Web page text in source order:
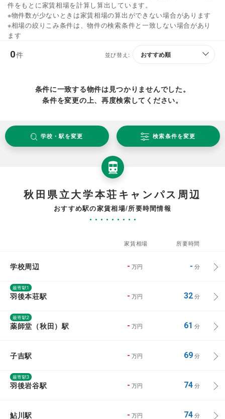
件をもとに家賃相場を計算し算出しています。
※物件数が少ないときは家賃相場の算出ができない場合があります
※相場の絞りこみ条件は、物件の検索条件と一致しない場合があり
ます
0件 並び替え:
条件に一致する物件は見つかりませんでした。
条件を変更の上、再度検索してください。
学校・駅を変更 検索条件を変更
秋田県立大学本荘キャンパス周辺
おすすめ駅の家賃相場/所要時間情報
家賃相場 所要時間
学校周辺 - 万円 - 分
最寄駅1
羽後本荘駅 - 万円 32分
最寄駅2
薬師堂（秋田）駅 - 万円 61 分
子吉駅 - 万円 69分
最寄駅3
羽後岩谷駅 - 万円 74分
鮎川駅 - 万円 74分